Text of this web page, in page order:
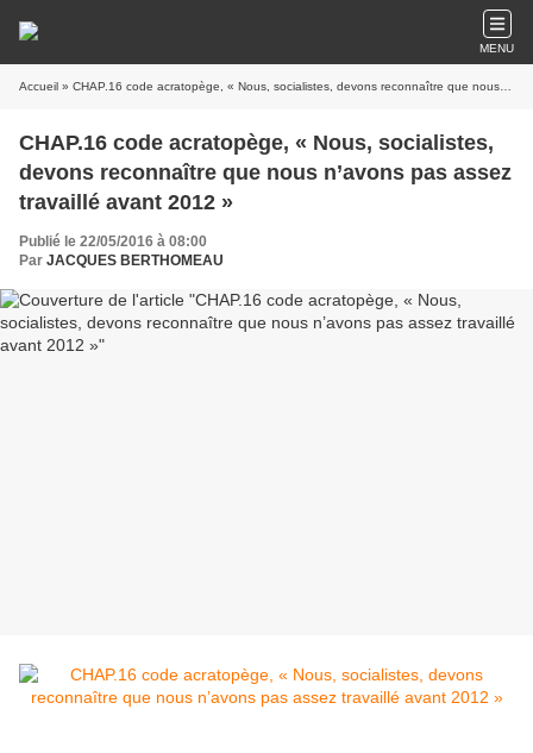
MENU
Accueil » CHAP.16 code acratopège, « Nous, socialistes, devons reconnaître que nous n’avons pas assez travaillé avant 2012 »
CHAP.16 code acratopège, « Nous, socialistes,
devons reconnaître que nous n’avons pas assez
travaillé avant 2012 »
Publié le 22/05/2016 à 08:00
Par JACQUES BERTHOMEAU